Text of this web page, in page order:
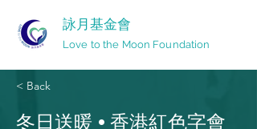
Love to the Moon Foundation
詠月基金會
< Back
冬日送暖 • 香港紅色字會